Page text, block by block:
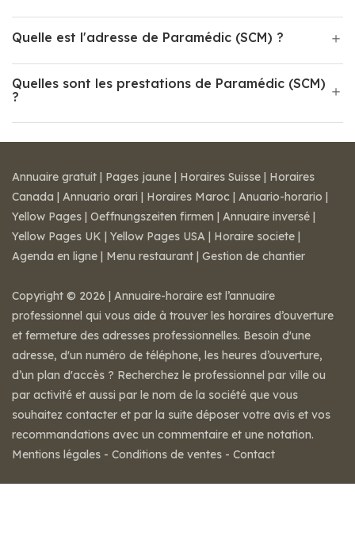
Quelle est l'adresse de Paramédic (SCM) ?
Quelles sont les prestations de Paramédic (SCM)
?
Annuaire gratuit | Pages jaune | Horaires Suisse | Horaires
Canada | Annuario orari | Horaires Maroc | Anuario-horario |
Yellow Pages | Oeffnungszeiten firmen | Annuaire inversé |
Yellow Pages UK | Yellow Pages USA | Horaire societe |
Agenda en ligne | Menu restaurant | Gestion de chantier
Copyright © 2026 | Annuaire-horaire est l’annuaire
professionnel qui vous aide à trouver les horaires d’ouverture
et fermeture des adresses professionnelles. Besoin d'une
adresse, d'un numéro de téléphone, les heures d’ouverture,
d’un plan d'accès ? Recherchez le professionnel par ville ou
par activité et aussi par le nom de la société que vous
souhaitez contacter et par la suite déposer votre avis et vos
recommandations avec un commentaire et une notation.
Mentions légales - Conditions de ventes - Contact